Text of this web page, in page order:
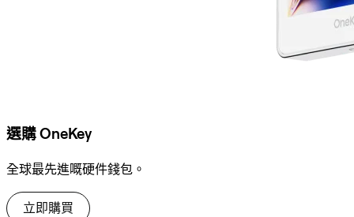
選購 OneKey
全球最先進嘅硬件錢包。
立即購買